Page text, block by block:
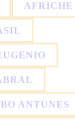
AFRICHE
ANTUNES